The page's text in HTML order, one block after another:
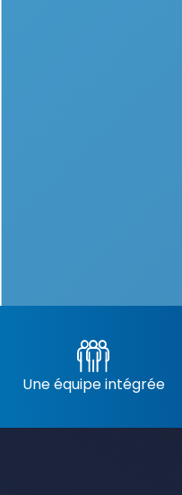
Une équipe intégrée